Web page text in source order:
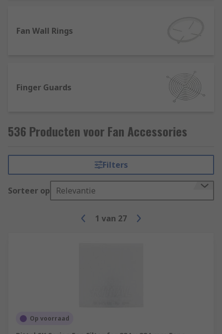
which enable them to be positioned safely while
Fan Wall Rings
Finger Guards
536 Producten voor Fan Accessories
Filters
Sorteer op Relevantie
1 van 27
Op voorraad